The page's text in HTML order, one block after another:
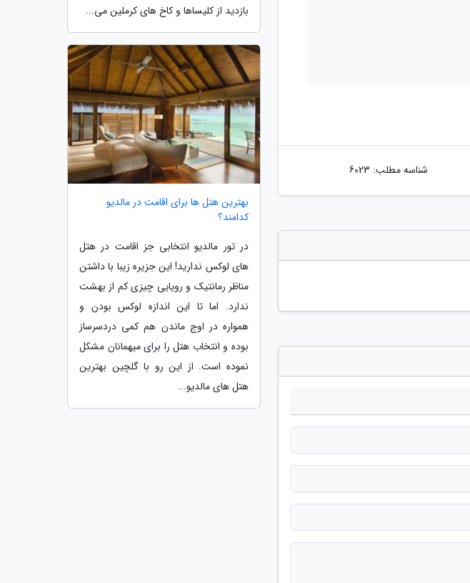
شناسه مطلب: 6023
بازدید از کلیساها و کاخ های کرملین می...
بهترین هتل ها برای اقامت در مالدیو
کدامند؟
در تور مالدیو انتخابی جز اقامت در هتل
های لوکس ندارید! این جزیره زیبا با داشتن
مناظر رمانتیک و رویایی چیزی کم از بهشت
ندارد. اما تا این اندازه لوکس بودن و
همواره در اوج ماندن هم کمی دردسرساز
بوده و انتخاب هتل را برای میهمانان مشکل
نموده است. از این رو با گلچین بهترین
هتل های مالدیو...